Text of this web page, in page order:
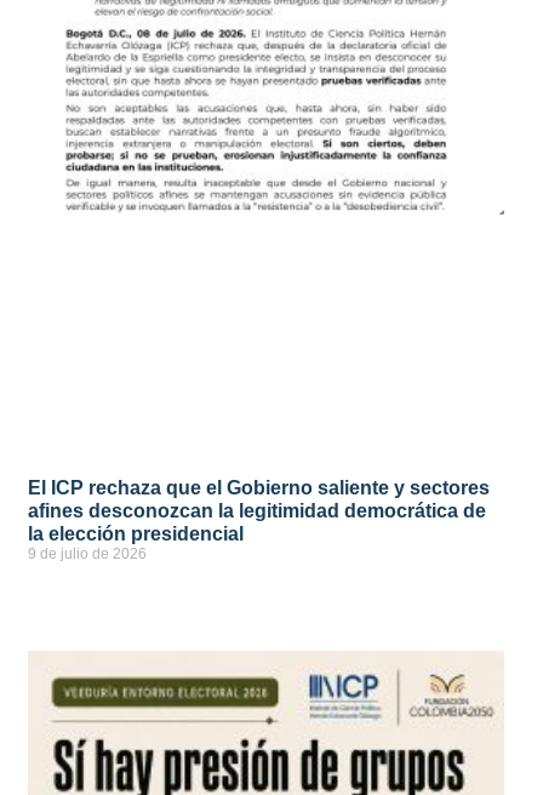
El ICP rechaza que el Gobierno saliente y sectores
afines desconozcan la legitimidad democrática de
la elección presidencial
9 de julio de 2026